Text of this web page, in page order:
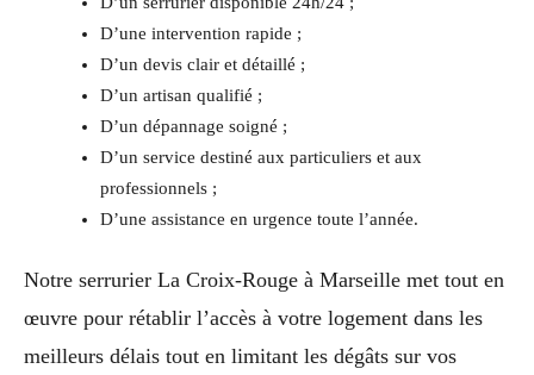
D’une intervention rapide ;
D’un devis clair et détaillé ;
D’un artisan qualifié ;
D’un dépannage soigné ;
D’un service destiné aux particuliers et aux
professionnels ;
D’une assistance en urgence toute l’année.
Notre serrurier La Croix-Rouge à Marseille met tout en
œuvre pour rétablir l’accès à votre logement dans les
meilleurs délais tout en limitant les dégâts sur vos